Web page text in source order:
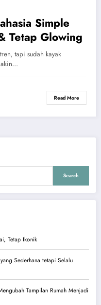
Simple
Tetap Glowing
tapi sudah kayak
Read More
Search
Tetap Ikonik
Sederhana tetapi Selalu
Tampilan Rumah Menjadi